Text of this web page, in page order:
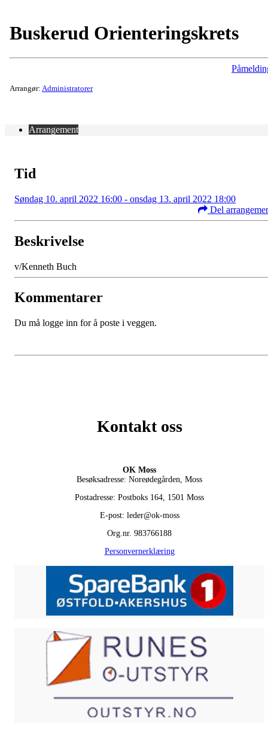
Buskerud Orienteringskrets
Arrangør: Administratorer
Arrangement
Tid
Søndag 10. april 2022 16:00 - onsdag 13. april 2022 18:00
Del
Beskrivelse
v/Kenneth Buch
Kommentarer
Du må logge inn for å poste i veggen.
Kontakt oss
OK Moss
Besøksadresse: Noreødegården, Moss
Postadresse: Postboks 164, 1501 Moss
E-post: leder@ok-moss
Org.nr. 983766188
Personvernerklæring